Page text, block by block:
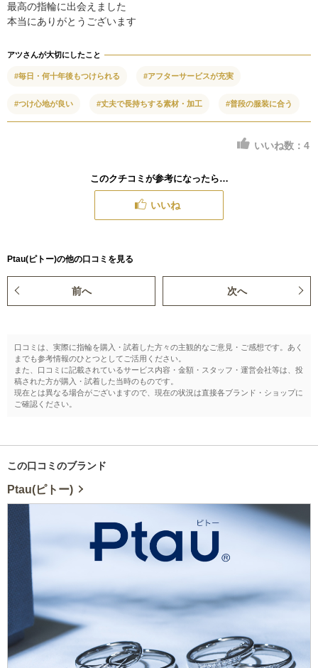
最高の指輪に出会えました
本当にありがとうございます
アツさんが大切にしたこと
#毎日・何十年後もつけられる #アフターサービスが充実
#つけ心地が良い #丈夫で長持ちする素材・加工 #普段の服装に合う
いいね数： 4
このクチコミが参考になったら…
いいね
Ptau(ピトー)の他の口コミを見る
前へ 次へ
口コミは、実際に指輪を購入・試着した方々の主観的なご意見・ご感想です。あく
までも参考情報のひとつとしてご活用ください。
また、口コミに記載されているサービス内容・金額・スタッフ・運営会社等は、投
稿された方が購入・試着した当時のものです。
現在とは異なる場合がございますので、現在の状況は直接各ブランド・ショップに
ご確認ください。
この口コミのブランド
Ptau(ピトー)